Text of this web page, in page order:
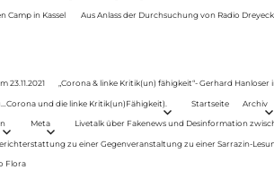
Camp in Kassel Aus Anlass der Durchsuchung von Radio
„Corona & linke Kritik(un) fähigkeit“- Gerhard
und die linke Kritik(un)Fähigkeit). Startseite Archiv
Meta Livetalk über Fakenews und Desinformation
zu einer Gegenveranstaltung zu einer Sarrazin-
Flora